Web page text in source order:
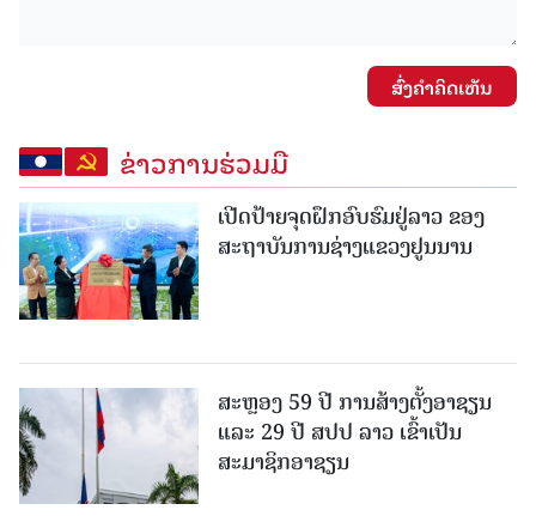
ສົ່ງຄໍາຄິດເຫັນ
ຂ່າວການຮ່ວມມື
ເປີດປ້າຍຈຸດຝຶກອົບຮົມຢູ່ລາວ ຂອງ
ສະຖາບັນການຊ່າງແຂວງຢູນນານ
ສະຫຼອງ 59 ປີ ການສ້າງຕັ້ງອາຊຽນ
ແລະ 29 ປີ ສປປ ລາວ ເຂົ້າເປັນ
ສະມາຊິກອາຊຽນ